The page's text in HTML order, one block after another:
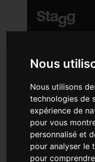
Nous
Nous utilisons
technologies de
expérience de
pour vous
personnalisé et
pour analyser le
pour